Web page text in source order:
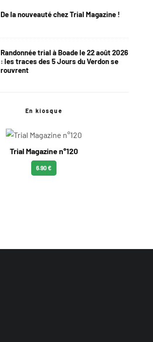
De la nouveauté chez Trial Magazine !
Randonnée trial à Boade le 22 août 2026
: les traces des 5 Jours du Verdon se
rouvrent
En kiosque
Trial Magazine n°120
6.90 €